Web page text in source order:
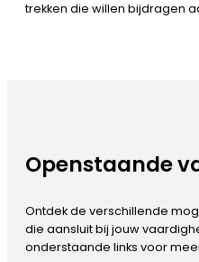
trekken die willen bijdragen
Openstaande
Ontdek de verschillende
die aansluit bij jouw
onderstaande links voor